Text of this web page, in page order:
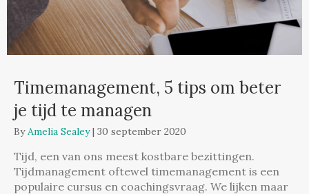
Timemanagement, 5 tips om beter
je tijd te managen
ByAmelia Sealey | 30 september 2020
Tijd, een van ons meest kostbare bezittingen.
Tijdmanagement oftewel timemanagement is een
populaire cursus en coachingsvraag. We lijken maar